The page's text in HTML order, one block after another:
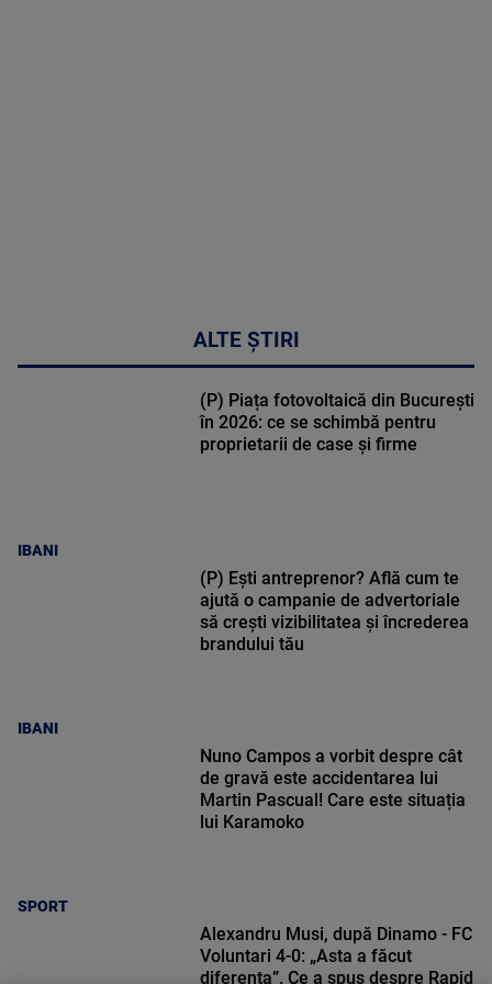
ALTE ȘTIRI
IBANI
(P) Piața fotovoltaică din București
în 2026: ce se schimbă pentru
proprietarii de case și firme
IBANI
(P) Ești antreprenor? Află cum te
ajută o campanie de advertoriale
să crești vizibilitatea și încrederea
brandului tău
SPORT
Nuno Campos a vorbit despre cât
de gravă este accidentarea lui
Martin Pascual! Care este situația
lui Karamoko
Alexandru Musi, după Dinamo - FC
Voluntari 4-0: „Asta a făcut
diferența”. Ce a spus despre Rapid